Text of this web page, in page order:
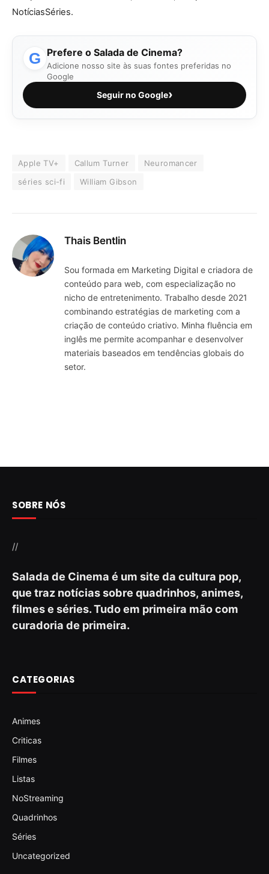
NotíciasSéries.
G Prefere o Salada de Cinema?
Adicione nosso site às suas fontes preferidas no
Google
Seguir no Google›
Apple TV+ Callum Turner
Neuromancer
séries sci-fi
William Gibson
Thais Bentlin
Sou formada em Marketing Digital e criadora de
conteúdo para web, com especialização no
nicho de entretenimento. Trabalho desde 2021
combinando estratégias de marketing com a
criação de conteúdo criativo. Minha fluência em
inglês me permite acompanhar e desenvolver
materiais baseados em tendências globais do
setor.
SOBRE NÓS
//
Salada de Cinema é um site da cultura pop,
que traz notícias sobre quadrinhos, animes,
filmes e séries. Tudo em primeira mão com
curadoria de primeira.
CATEGORIAS
Animes
Criticas
Filmes
Listas
NoStreaming
Quadrinhos
Séries
Uncategorized